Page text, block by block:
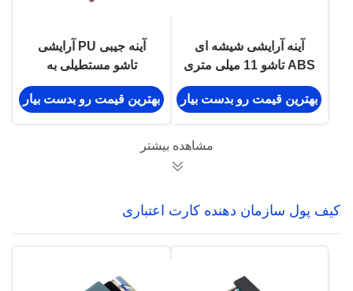
آینه آرایشی شیشه ای
ABS تاشو 11 میلی متری
آینه گرد و لوگو چرم PU
بهترین قیمت رو بدست بیار
آینه جیبی PU آرایشی
تاشو مستطیلی به
ضخامت 11 میلی متر آینه
مسافرتی کوچک
بهترین قیمت رو بدست بیار
مشاهده بیشتر
کیف پول سازمان دهنده کارت اعتباری